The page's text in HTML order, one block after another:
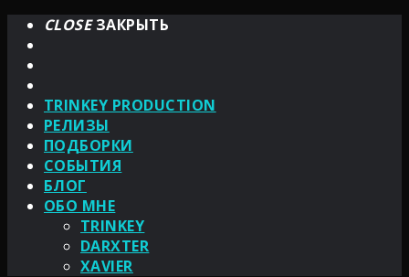
CLOSEЗАКРЫТЬ
TRINKEY PRODUCTION
РЕЛИЗЫ
ПОДБОРКИ
СОБЫТИЯ
БЛОГ
ОБО МНЕ
TRINKEY
DARXTER
XAVIER